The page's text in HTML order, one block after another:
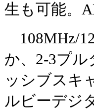
生も可能。
108MHz/
か、2-3プ
ッシブスキ
ルビーデジ